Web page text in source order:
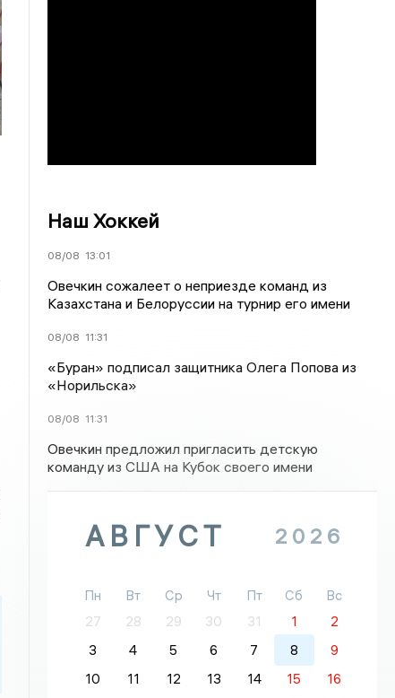
Наш Хоккей
08/08 13:01
Овечкин сожалеет о неприезде команд из
Казахстана и Белоруссии на турнир его имени
08/08 11:31
«Буран» подписал защитника Олега Попова из
«Норильска»
08/08 11:31
Овечкин предложил пригласить детскую
команду из США на Кубок своего имени
АВГУСТ 2026
Пн Вт Ср Чт Пт Сб
Вс
27
28 29 30 31 1
2
3
4 5 6 7 8
9
10
11 12 13 14 15
16